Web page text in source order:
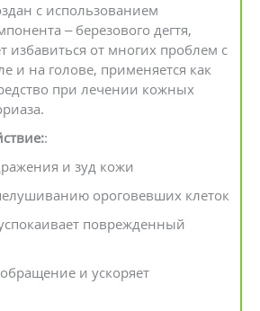
с использованием
– березового дегтя,
избавиться от многих проблем с
и на голове, применяется как
при лечении кожных
:
и зуд кожи
ороговевших клеток
поврежденный
и ускоряет